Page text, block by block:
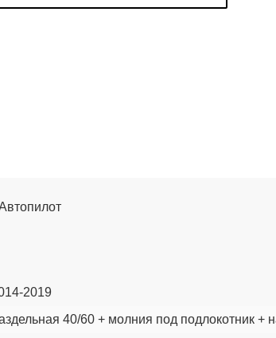
2019
40/60 + молния под подлокотник +